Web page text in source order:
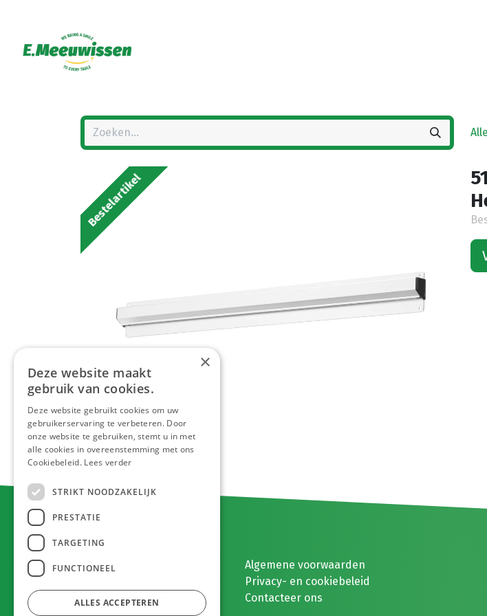
Bestelartikel
E. MEEUWISSEN BV
Gaston Eyskenslaan 2
3900 Pelt, België
Algemene voorwaarden
Privacy- en cookiebeleid
Contacteer ons
×
Deze website maakt
gebruik van cookies.
Deze website gebruikt cookies om uw
gebruikerservaring te verbeteren. Door
onze website te gebruiken, stemt u in met
alle cookies in overeenstemming met ons
Cookiebeleid. Lees verder
STRIKT NOODZAKELIJK
PRESTATIE
TARGETING
FUNCTIONEEL
ALLES ACCEPTEREN